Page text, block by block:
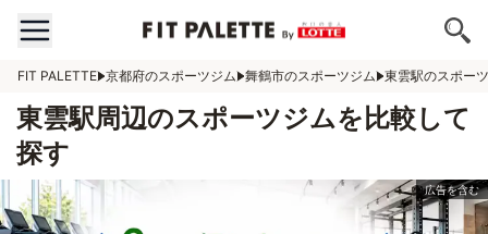
FIT PALETTE 京都府のスポーツジム 舞鶴市のスポーツジム 東雲駅のスポー
東雲駅周辺のスポーツジムを比較して
探す